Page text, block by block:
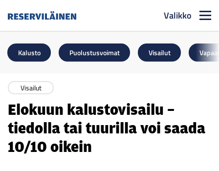
Valikko
Kalusto Puolustusvoimat Visailut
Visailut
Elokuun kalustovisailu –
tiedolla tai tuurilla voi saada
10/10 oikein